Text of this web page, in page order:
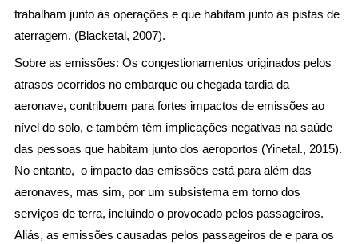
trabalham junto às operações e que habitam junto às pistas de
aterragem. (Blacketal, 2007).
Sobre as emissões: Os congestionamentos originados pelos
atrasos ocorridos no embarque ou chegada tardia da
aeronave, contribuem para fortes impactos de emissões ao
nível do solo, e também têm implicações negativas na saúde
das pessoas que habitam junto dos aeroportos (Yinetal., 2015).
No entanto, o impacto das emissões está para além das
aeronaves, mas sim, por um subsistema em torno dos
serviços de terra, incluindo o provocado pelos passageiros.
Aliás, as emissões causadas pelos passageiros de e para os